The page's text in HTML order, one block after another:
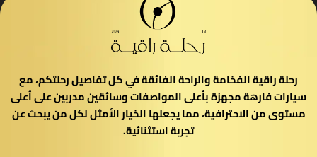
رحلة راقية الفخامة والراحة الفائقة في كل تفاصيل رحلتكم، مع
سيارات فارهة مجهزة بأعلى المواصفات وسائقين مدربين على أعلى
مستوى من الاحترافية، مما يجعلها الخيار الأمثل لكل من يبحث عن
تجربة استثنائية.